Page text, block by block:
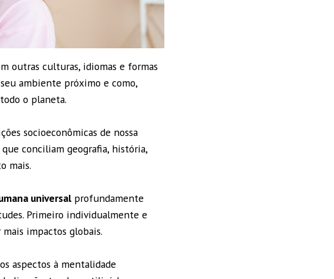
outras culturas, idiomas e formas
ambiente próximo e como,
o planeta.
socioeconômicas de nossa
conciliam geografia, história,
mais.
universal profundamente
Primeiro individualmente e
impactos globais.
aspectos à mentalidade